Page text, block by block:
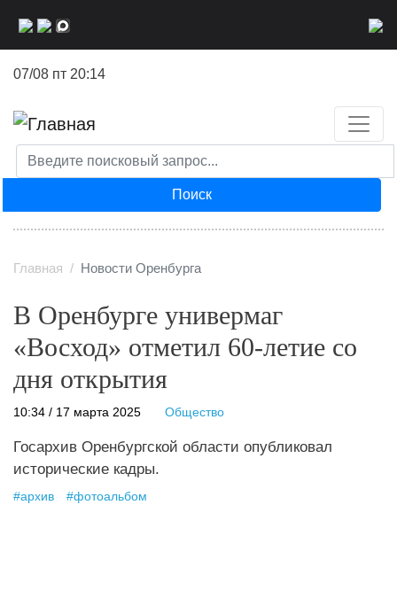
07/08 пт 20:14
Поиск
Главная Новости Оренбурга
В Оренбурге универмаг
«Восход» отметил 60-летие со
дня открытия
10:34 / 17 марта 2025 Общество
Госархив Оренбургской области опубликовал
исторические кадры.
#архив #фотоальбом